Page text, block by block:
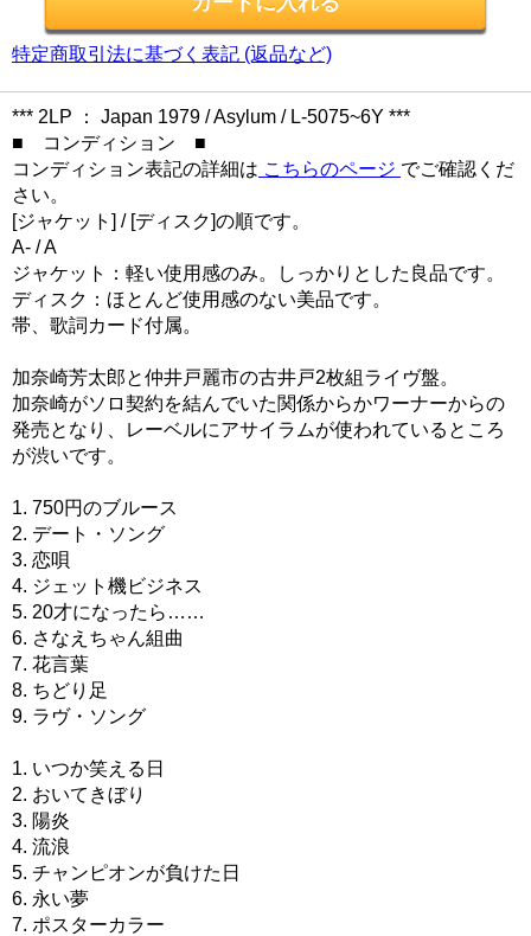
特定商取引法に基づく表記 (返品など)
*** 2LP ： Japan 1979 / Asylum / L-5075~6Y ***
■ コンディション ■
コンディション表記の詳細は こちらのページ でご確認くだ
さい。
[ジャケット] / [ディスク]の順です。
A- / A
ジャケット：軽い使用感のみ。しっかりとした良品です。
ディスク：ほとんど使用感のない美品です。
帯、歌詞カード付属。
加奈崎芳太郎と仲井戸麗市の古井戸2枚組ライヴ盤。
加奈崎がソロ契約を結んでいた関係からかワーナーからの
発売となり、レーベルにアサイラムが使われているところ
が渋いです。
1. 750円のブルース
2. デート・ソング
3. 恋唄
4. ジェット機ビジネス
5. 20才になったら……
6. さなえちゃん組曲
7. 花言葉
8. ちどり足
9. ラヴ・ソング
1. いつか笑える日
2. おいてきぼり
3. 陽炎
4. 流浪
5. チャンピオンが負けた日
6. 永い夢
7. ポスターカラー